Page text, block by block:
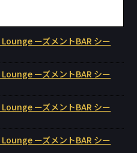
ーズメントBAR シー
ーズメントBAR シー
ーズメントBAR シー
ーズメントBAR シー